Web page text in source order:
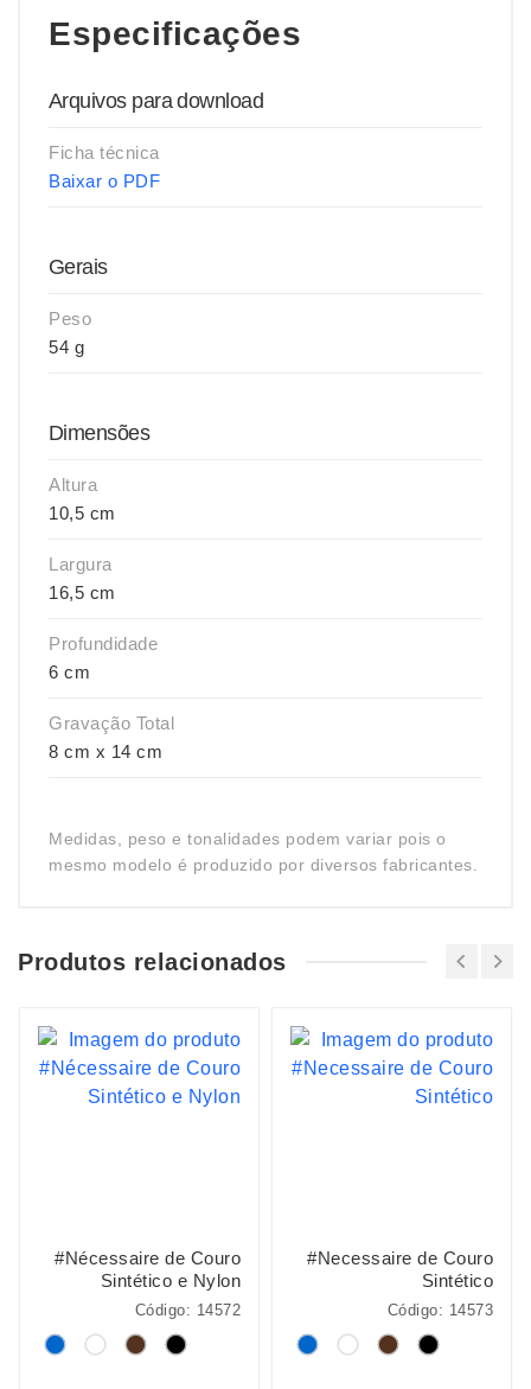
Especificações
Arquivos para download
Ficha técnica
Baixar o PDF
Gerais
Peso
54 g
Dimensões
Altura
10,5 cm
Largura
16,5 cm
Profundidade
6 cm
Gravação Total
8 cm x 14 cm
Medidas, peso e tonalidades podem variar pois o
mesmo modelo é produzido por diversos fabricantes.
Produtos relacionados
#Nécessaire de Couro
Sintético e Nylon
Código: 14572
#Necessaire de Couro
Sintético
Código: 14573